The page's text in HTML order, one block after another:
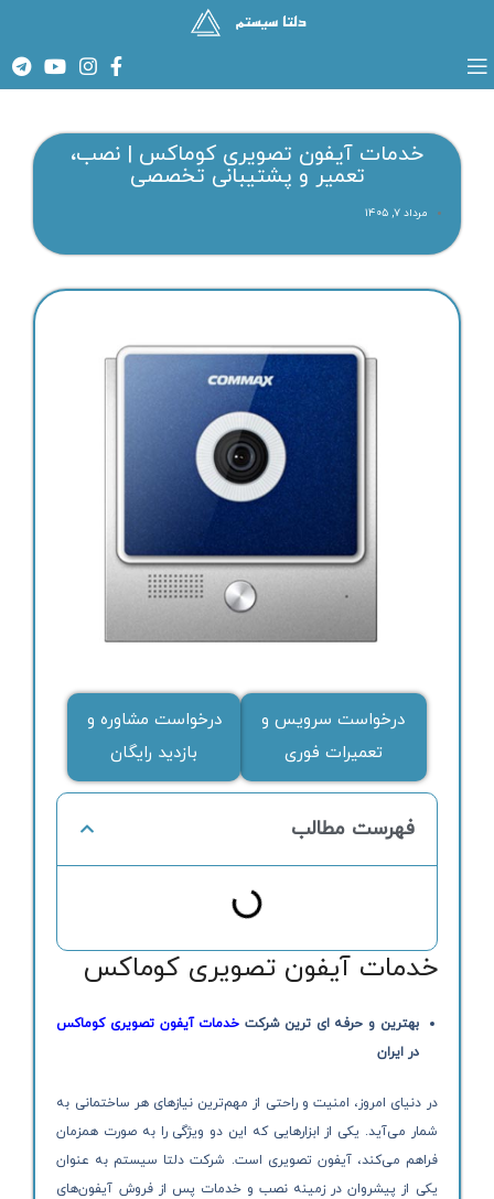
خدمات آیفون تصویری کوماکس | نصب،
تعمیر و پشتیبانی تخصصی
مرداد ۷, ۱۴۰۵
درخواست سرویس و
تعمیرات فوری
درخواست مشاوره و
بازدید رایگان
فهرست مطالب
خدمات آیفون تصویری کوماکس
بهترین و حرفه ای ترین شرکت خدمات آیفون تصویری کوماکس
در ایران
در دنیای امروز، امنیت و راحتی از مهم‌ترین نیازهای هر ساختمانی به
شمار می‌آید. یکی از ابزارهایی که این دو ویژگی را به صورت همزمان
فراهم می‌کند، آیفون تصویری است. شرکت دلتا سیستم به عنوان
یکی از پیشروان در زمینه نصب و خدمات پس از فروش آیفون‌های